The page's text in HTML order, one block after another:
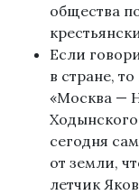
общества
Если
в стране,
«Москва —
сегодня
от земли,
летчик